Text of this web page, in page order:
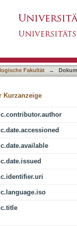
Fakultät →
Kurzanzeige